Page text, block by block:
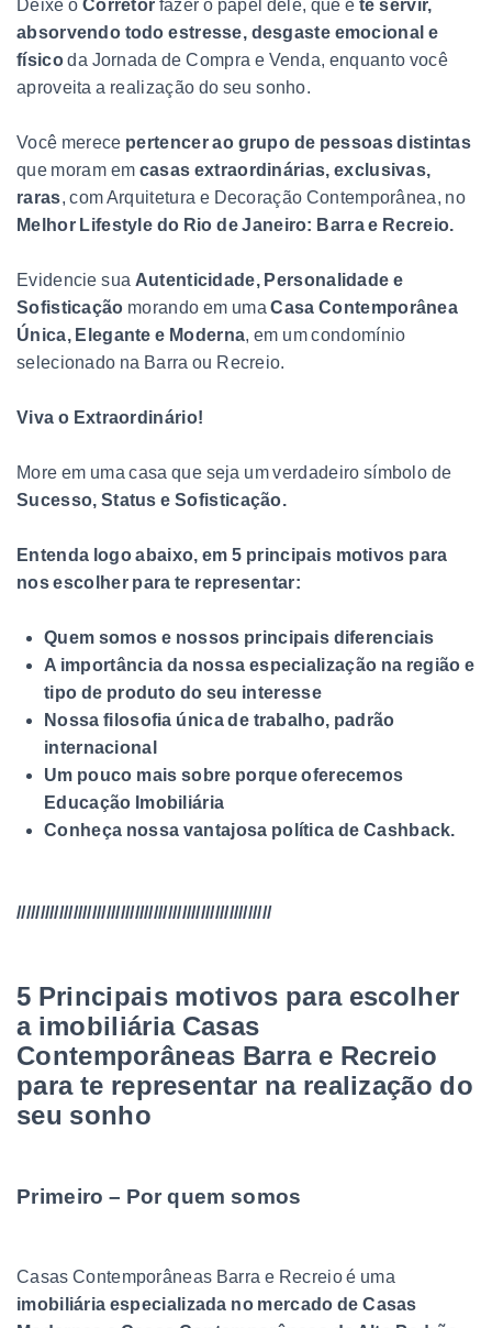
Deixe o Corretor fazer o papel dele, que éte servir,
absorvendo todo estresse, desgaste emocional e
físicoda Jornada de Compra e Venda, enquanto você
aproveita a realização do seu sonho.
Você merece pertencer ao grupo de pessoas distintas
que moram em casas extraordinárias, exclusivas,
raras, com Arquitetura e Decoração Contemporânea, no
Melhor Lifestyle do Rio de Janeiro: Barra e Recreio.
Evidencie sua Autenticidade, Personalidade e
Sofisticação morando em umaCasa Contemporânea
Única, Elegante e Moderna, em um condomínio
selecionado na Barra ou Recreio.
Viva o Extraordinário!
More em uma casa que seja um verdadeiro símbolo de
Sucesso, Status e Sofisticação.
Entenda logo abaixo, em 5 principais motivos para
nos escolher para te representar:
Quem somos e nossos principais diferenciais
A importância da nossa especialização na região e
tipo de produto do seu interesse
Nossa filosofia única de trabalho, padrão
internacional
Um pouco mais sobre porque oferecemos
Educação Imobiliária
Conheça nossa vantajosa política de Cashback.
//////////////////////////////////////////////////////
5 Principais motivos para escolher
a imobiliária Casas
Contemporâneas Barra e Recreio
para te representar na realização do
seu sonho
Primeiro – Por quem somos
Casas Contemporâneas Barra e Recreio é uma
imobiliária especializada no mercado de Casas